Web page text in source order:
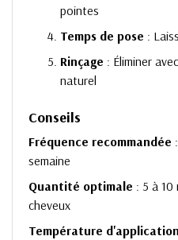
pointes
Temps de pose :
Rinçage : Éliminer
naturel
Conseils
Fréquence recommandée
semaine
Quantité optimale : 5 à 10
cheveux
Température d'application